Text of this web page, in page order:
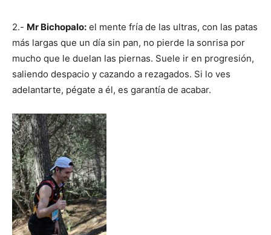
2.- Mr Bichopalo: el mente fría de las ultras, con las patas
más largas que un día sin pan, no pierde la sonrisa por
mucho que le duelan las piernas. Suele ir en progresión,
saliendo despacio y cazando a rezagados. Si lo ves
adelantarte, pégate a él, es garantía de acabar.